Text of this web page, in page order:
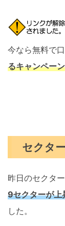
今なら無料で
るキャンペーン
セクタ
昨日のセクタ
9セクターが上
した。